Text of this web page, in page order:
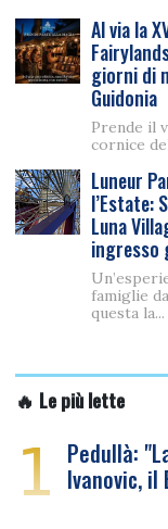
Al via la
giorni di
Guidonia
Prende il
cornice
Luneur
l’Estate:
Luna
ingresso
famiglie
questa la...
🔥 Le più lette
1 Pedullà:
Ivanovic,